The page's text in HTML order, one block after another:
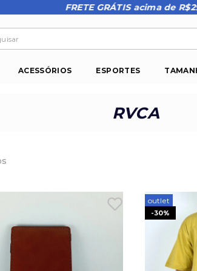
FRETE GRÁTIS acima de
ACESSÓRIOS ESPORTES
RVCA
outlet
-30%